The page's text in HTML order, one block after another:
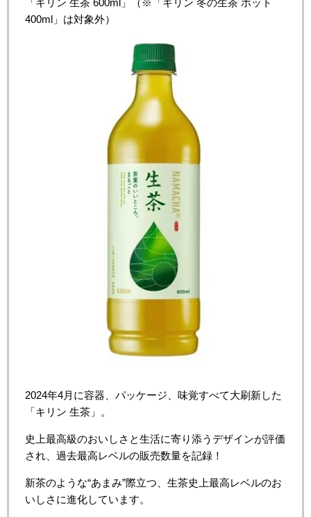
「 キリン 生茶 600ml 」（ ※「キリン 冬の生茶 ホット
400ml」は対象外）
2024年4月に容器、パッケージ、味覚すべて大刷新した
「キリン 生茶」。
史上最高級のおいしさと生活に寄り添うデザインが評価
され、過去最高レベルの販売数量を記録！
新茶のような“あまみ”際立つ、生茶史上最高レベルのお
いしさに進化しています。